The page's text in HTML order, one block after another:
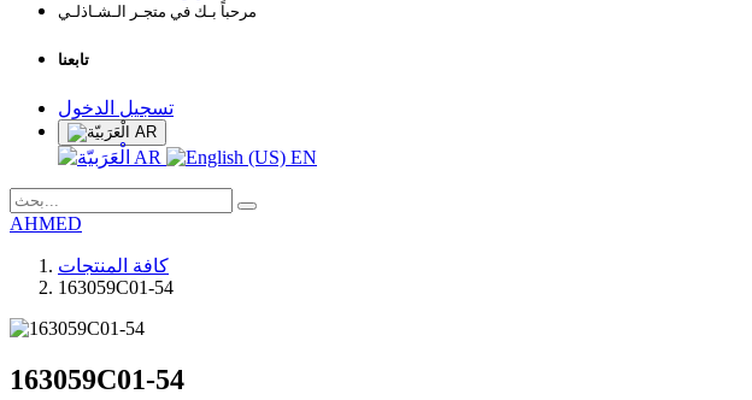
مرحباً بـك في متجـر الـشـاذلـي
تابعنا
تسجيل الدخول
AR
AR EN
AHMED
كافة المنتجات
163059C01-54
163059C01-54